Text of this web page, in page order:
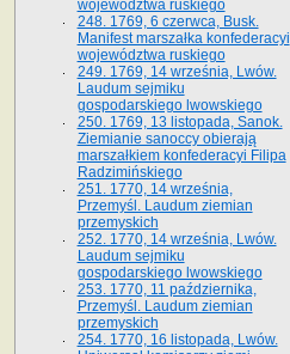
województwa ruskiego
248. 1769, 6 czerwca, Busk.
Manifest marszałka konfederacyi
województwa ruskiego
249. 1769, 14 września, Lwów.
Laudum sejmiku
gospodarskiego lwowskiego
250. 1769, 13 listopada, Sanok.
Ziemianie sanoccy obierają
marszałkiem konfederacyi Filipa
Radzimińskiego
251. 1770, 14 września,
Przemyśl. Laudum ziemian
przemyskich
252. 1770, 14 września, Lwów.
Laudum sejmiku
gospodarskiego lwowskiego
253. 1770, 11 października,
Przemyśl. Laudum ziemian
przemyskich
254. 1770, 16 listopada, Lwów.